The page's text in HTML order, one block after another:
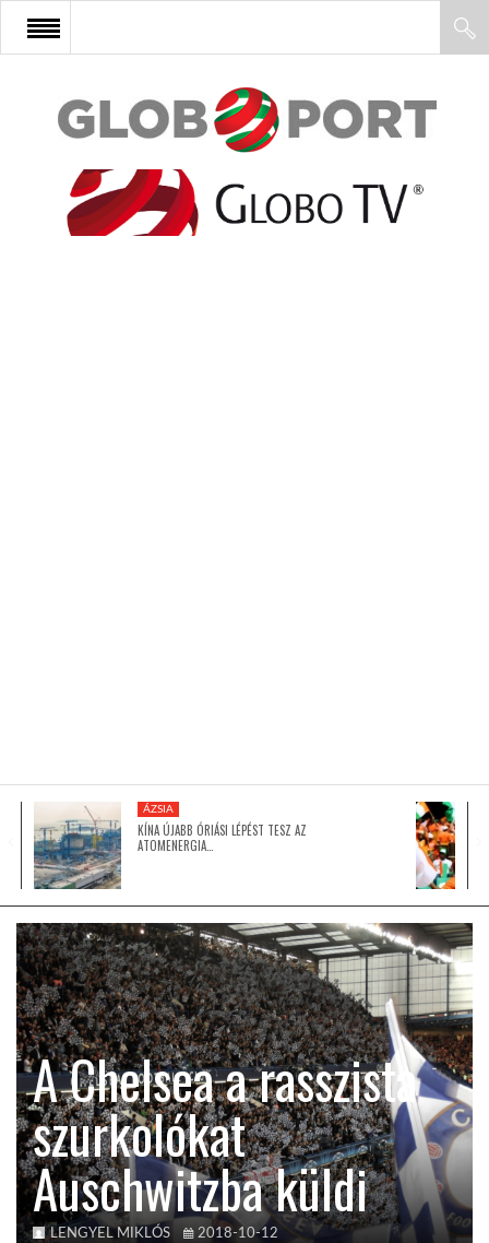
FŐOLDAL
AFRIKA
GLOBOTV BP
HÍR3D
TROPICALMAGAZIN
GLOBOTV
AFRIKA TUDÁSTÁR
A NAP SZÉPE
ÁZSIA
KÍNA ÚJABB ÓRIÁSI LÉPÉST TESZ AZ
ATOMENERGIA…
A Chelsea a rasszista
szurkolókat
Auschwitzba küldi
LENGYEL MIKLÓS 2018-10-12